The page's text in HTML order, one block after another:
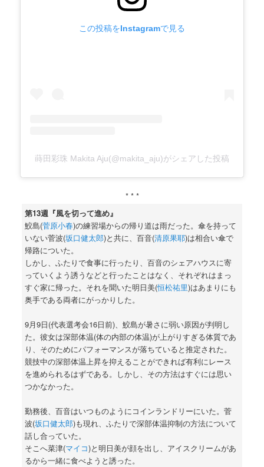
この投稿をInstagramで見る
蒔田彩珠 Makita Aju(@makita_aju)がシェアした投稿
* * *
第13週『風を切って進め』
鮫島(菅原小春)の練習場からの帰り道は雨だった。傘を持って
いない菅波(坂口健太郎)と共に、百音(清原果耶)は相合い傘で
帰路についた。
しかし、ふたりで食事に行ったり、百音のシェアハウスに寄
っていくよう誘うなどと行ったことはなく、それぞれはまっ
すぐ家に帰った。それを聞いた明日美(恒松祐里)はあまりにも
奥手である両者にがっかりした。
9月9日(代表選考会16日前)、鮫島が暑さに弱い原因が判明し
た。彼女は深部体温(体の内部の体温)が上がりすぎる体質であ
り、そのためにパフォーマンスが落ちていると推定された。
競技中の深部体温上昇を抑えることができれば有利にレース
を進められるはずである。しかし、その方法はすぐには思い
つかなかった。
勤務後、百音はいつものようにコインランドリーにいた。菅
波(坂口健太郎)も現れ、ふたりで深部体温抑制の方法について
話し合っていた。
そこへ菜津(マイコ)と明日美が顔を出し、アイスクリームがあ
るから一緒に食べようと誘った。